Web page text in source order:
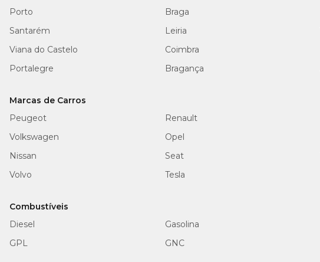
Porto
Braga
Santarém
Leiria
Viana do Castelo
Coimbra
Portalegre
Bragança
Marcas de Carros
Peugeot
Renault
Volkswagen
Opel
Nissan
Seat
Volvo
Tesla
Combustíveis
Diesel
Gasolina
GPL
GNC